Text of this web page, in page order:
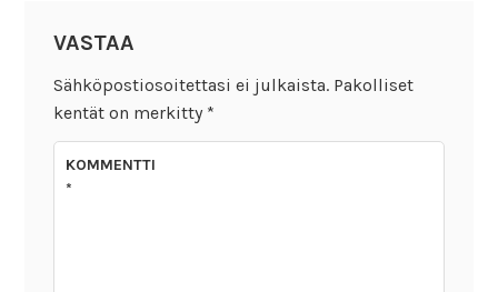
VASTAA
Sähköpostiosoitettasi ei julkaista. Pakolliset
kentät on merkitty *
KOMMENTTI
*